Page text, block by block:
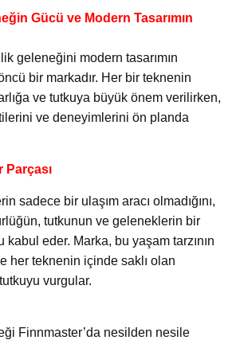
Gücü ve Modern Tasarımın
geleneğini modern tasarımın
bir markadır. Her bir teknenin
ve tutkuya büyük önem verilirken,
ve deneyimlerini ön planda
Parçası
sadece bir ulaşım aracı olmadığını,
tutkunun ve geleneklerin bir
kabul eder. Marka, bu yaşam tarzının
her teknenin içinde saklı olan
vurgular.
Finnmaster’da nesilden nesile